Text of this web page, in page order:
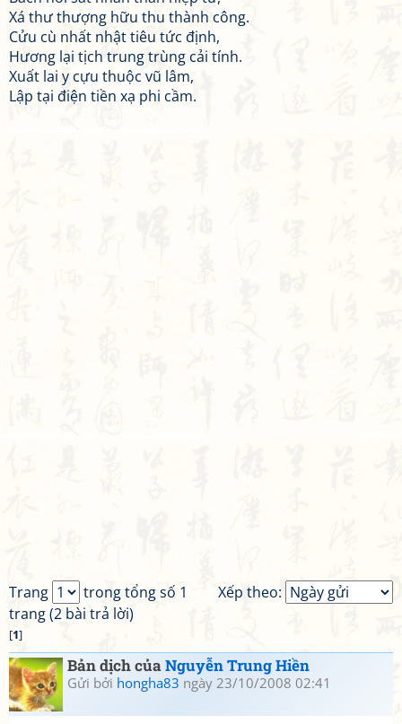
Xá thư thượng hữu thu thành công.
Cửu cù nhất nhật tiêu tức định,
Hương lại tịch trung trùng cải tính.
Xuất lai y cựu thuộc vũ lâm,
Lập tại điện tiền xạ phi cầm.
Xếp theo:
Trang
trong tổng số 1
trang (2 bài trả lời)
[1]
Bản dịch củaNguyễn Trung Hiền
Gửi bởi hongha83 ngày 23/10/2008 02:41